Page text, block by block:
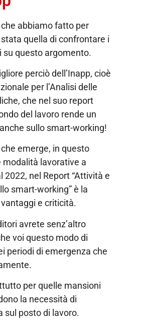
abbiamo fatto per
quella di confrontare i
su questo argomento.
perciò dell’Inapp, cioè
per l’Analisi delle
che nel suo report
del lavoro rende un
sullo smart-working!
emerge, in questo
modalità lavorative a
2022, nel Report “Attività e
smart-working” è la
e criticità.
avrete senz’altro
voi questo modo di
periodi di emergenza che
per quelle mansioni
la necessità di
sul posto di lavoro.